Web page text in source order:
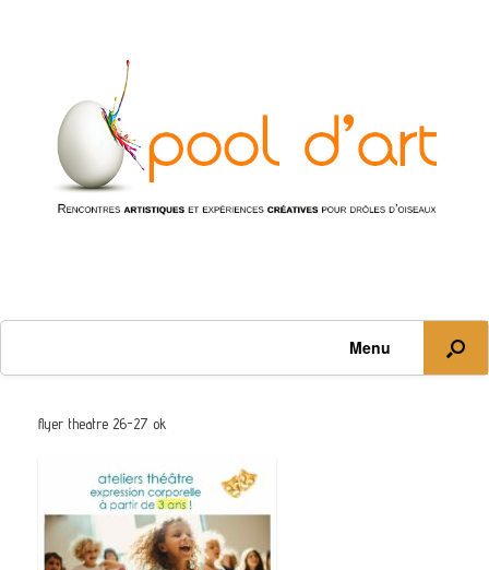
Menu
flyer theatre 26-27 ok